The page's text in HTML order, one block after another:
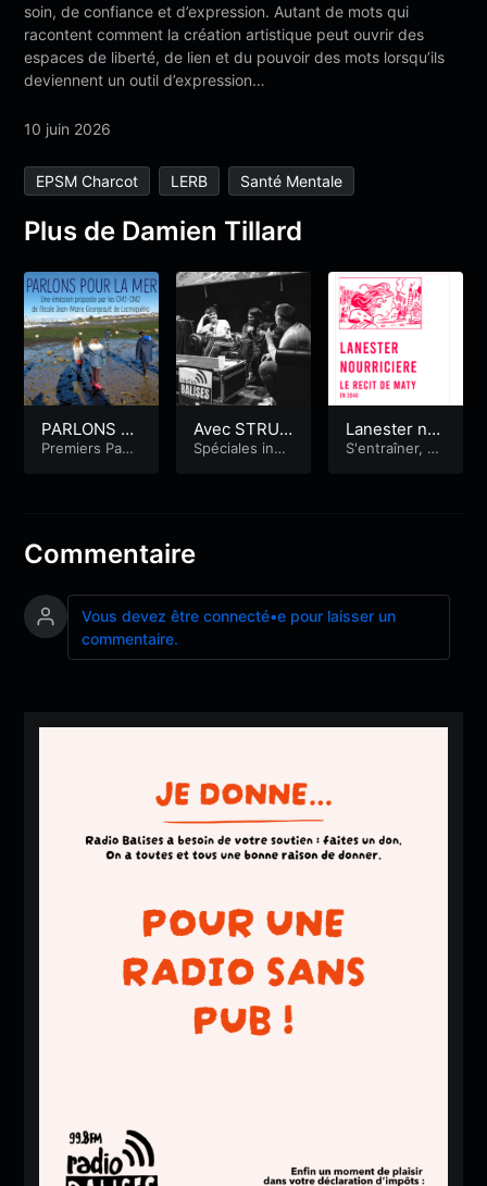
soin, de confiance et d’expression. Autant de mots qui
racontent comment la création artistique peut ouvrir des
espaces de liberté, de lien et du pouvoir des mots lorsqu’ils
deviennent un outil d’expression…
10 juin 2026
EPSM Charcot LERB Santé Mentale
Plus de Damien Tillard
PARLONS P
OUR LA MER
Premiers Pas
Avec STRUC
TURES + W
Spéciales indi
Lanester no
urricière
S'entraîner, sa
Commentaire
Vous devez être connecté•e pour laisser un
commentaire.